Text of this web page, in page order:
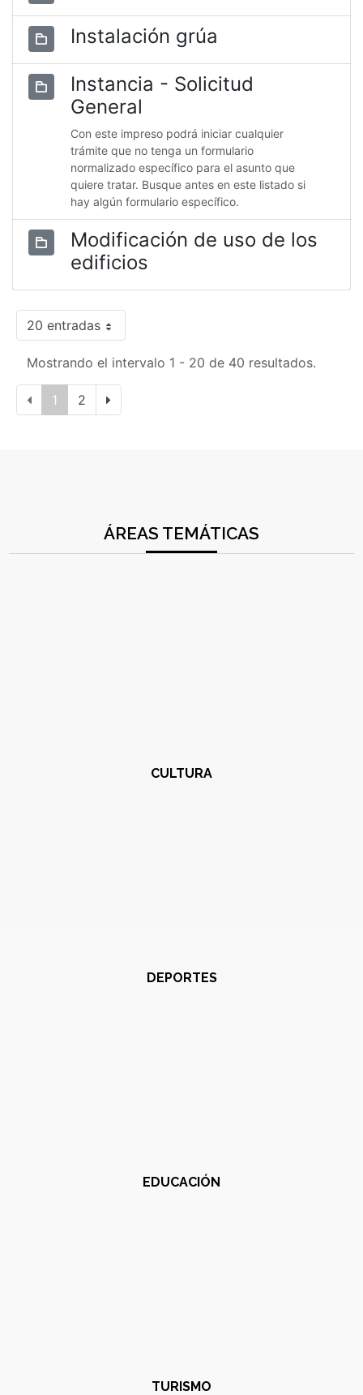
Instalación grúa
Instancia - Solicitud
General
Con este impreso podrá iniciar cualquier
trámite que no tenga un formulario
normalizado específico para el asunto que
quiere tratar. Busque antes en este listado si
hay algún formulario específico.
Modificación de uso de los
edificios
20 entradas
Mostrando el intervalo 1 - 20 de 40 resultados.
1 2
ÁREAS TEMÁTICAS
CULTURA
DEPORTES
EDUCACIÓN
TURISMO